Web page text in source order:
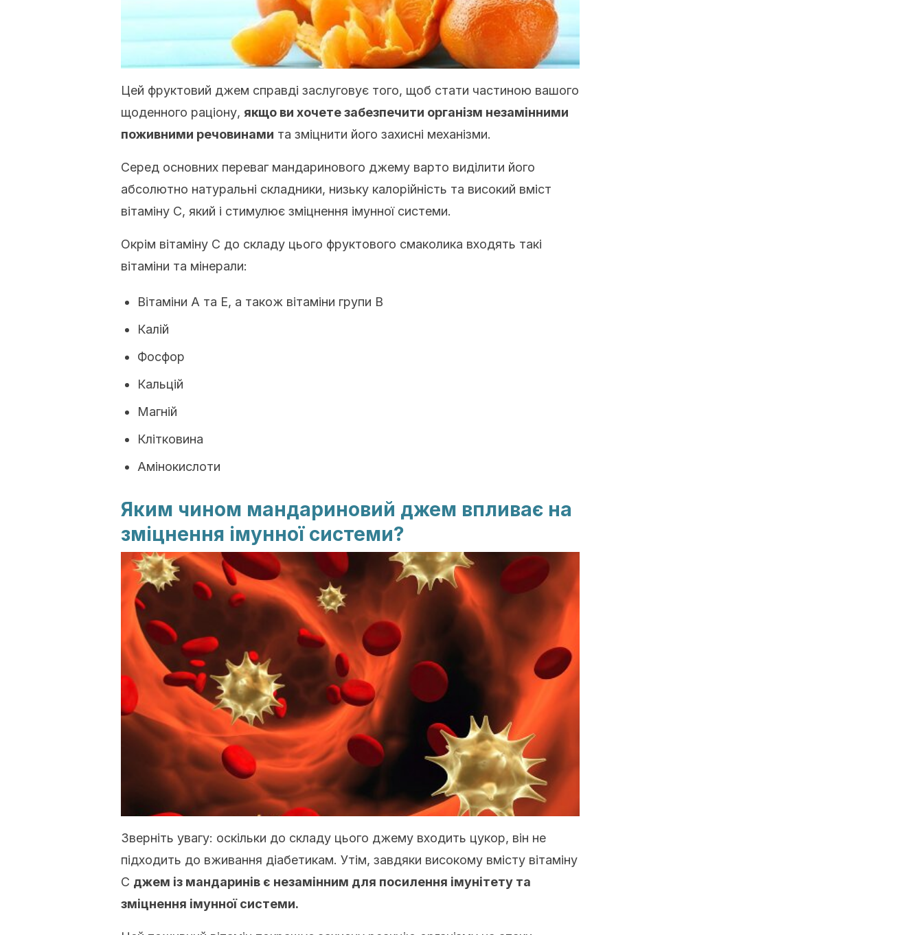
Цей фруктовий джем справді заслуговує того, щоб стати частиною вашого
щоденного раціону, якщо ви хочете забезпечити організм незамінними
поживними речовинами та зміцнити його захисні механізми.
Серед основних переваг мандаринового джему варто виділити його
абсолютно натуральні складники, низьку калорійність та високий вміст
вітаміну С, який і стимулює зміцнення імунної системи.
Окрім вітаміну С до складу цього фруктового смаколика входять такі
вітаміни та мінерали:
Вітаміни А та Е, а також вітаміни групи В
Калій
Фосфор
Кальцій
Магній
Клітковина
Амінокислоти
Яким чином мандариновий джем впливає на
зміцнення імунної системи?
Зверніть увагу: оскільки до складу цього джему входить цукор, він не
підходить до вживання діабетикам. Утім, завдяки високому вмісту вітаміну
С джем із мандаринів є незамінним для посилення імунітету та
зміцнення імунної системи.